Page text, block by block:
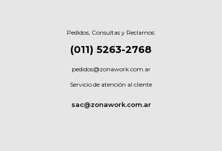
Pedidos, Consultas y Reclamos:
(011) 5263-2768
pedidos@zonawork.com.ar
Servicio de atención al cliente
sac@zonawork.com.ar